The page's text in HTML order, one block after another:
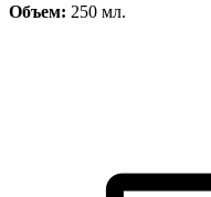
Объем: 250 мл.